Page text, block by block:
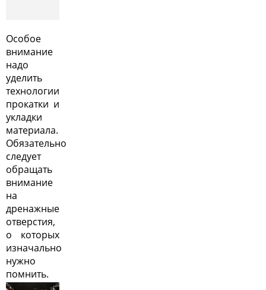
Особое
внимание
надо
уделить
технологии
прокатки и
укладки
материала.
Обязательно
следует
обращать
внимание
на
дренажные
отверстия,
о которых
изначально
нужно
помнить.